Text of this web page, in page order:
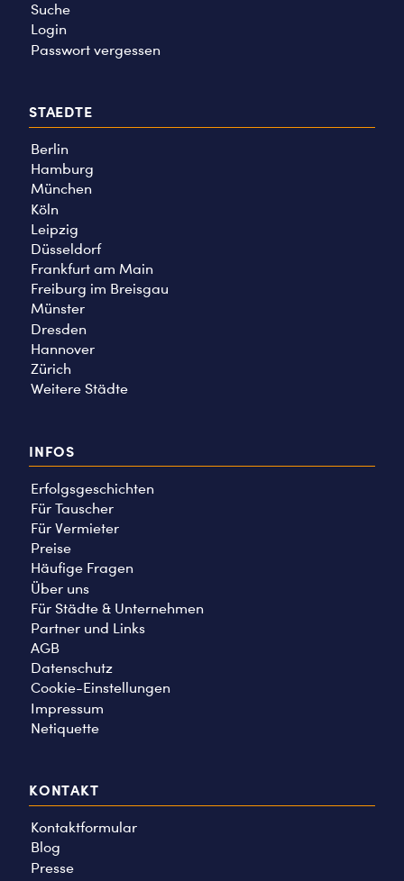
Suche
Login
Passwort vergessen
STAEDTE
Berlin
Hamburg
München
Köln
Leipzig
Düsseldorf
Frankfurt am Main
Freiburg im Breisgau
Münster
Dresden
Hannover
Zürich
Weitere Städte
INFOS
Erfolgsgeschichten
Für Tauscher
Für Vermieter
Preise
Häufige Fragen
Über uns
Für Städte & Unternehmen
Partner und Links
AGB
Datenschutz
Cookie-Einstellungen
Impressum
Netiquette
KONTAKT
Kontaktformular
Blog
Presse